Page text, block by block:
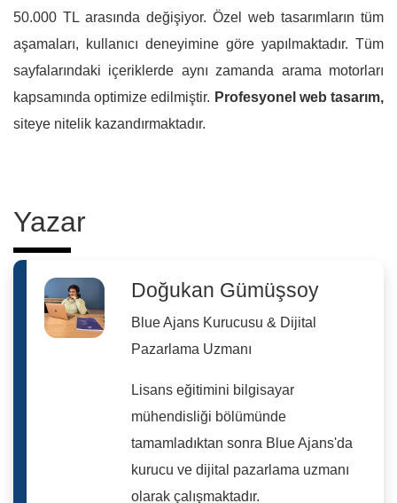
50.000 TL arasında değişiyor. Özel web tasarımların tüm
aşamaları, kullanıcı deneyimine göre yapılmaktadır. Tüm
sayfalarındaki içeriklerde aynı zamanda arama motorları
kapsamında optimize edilmiştir. Profesyonel web tasarım,
siteye nitelik kazandırmaktadır.
Yazar
Doğukan Gümüşsoy
Blue Ajans Kurucusu & Dijital
Pazarlama Uzmanı
Lisans eğitimini bilgisayar
mühendisliği bölümünde
tamamladıktan sonra Blue Ajans'da
kurucu ve dijital pazarlama uzmanı
olarak çalışmaktadır.